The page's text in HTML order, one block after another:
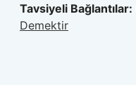
Tavsiyeli Bağlantılar:
Demektir